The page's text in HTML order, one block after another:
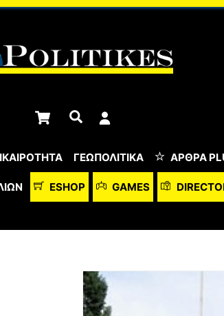
Cart Αναζήτηση
ΓΕΩΠΟΛΙΤΙΚΑ ΆΡΘΡΑ
ESHOP GAMES